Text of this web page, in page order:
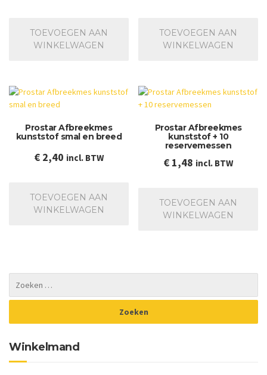
TOEVOEGEN AAN
WINKELWAGEN
TOEVOEGEN AAN
WINKELWAGEN
Prostar Afbreekmes
kunststof smal en breed
€2,40 incl. BTW
TOEVOEGEN AAN
WINKELWAGEN
Prostar Afbreekmes
kunststof + 10
reservemessen
€ 1,48 incl. BTW
TOEVOEGEN AAN
WINKELWAGEN
Winkelmand